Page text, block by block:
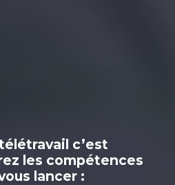
c’est
les compétences
lancer :